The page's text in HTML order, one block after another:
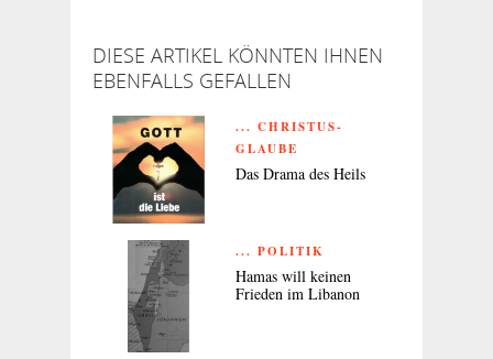
DIESE ARTIKEL KÖNNTEN IHNEN
EBENFALLS GEFALLEN
... CHRISTUS-
GLAUBE
Das Drama des Heils
... POLITIK
Hamas will keinen
Frieden im Libanon